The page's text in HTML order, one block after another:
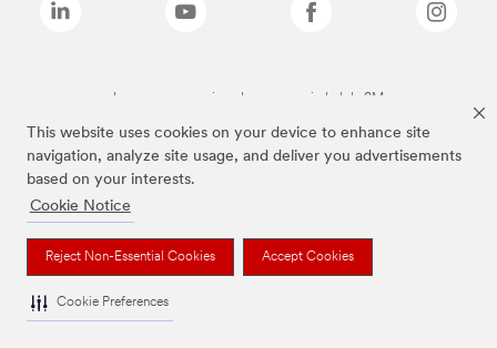
This website uses cookies on your device to enhance site
navigation, analyze site usage, and deliver you advertisements
based on your interests.
Cookie Notice
Reject Non-Essential Cookies Accept Cookies
Cookie Preferences
Las marcas mencionadas son propiedad de 3M